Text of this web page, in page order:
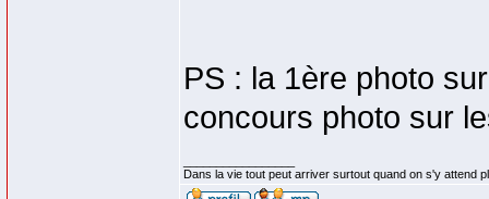
PS : la 1ère photo
concours photo sur
Dans la vie tout peut arriver surtout quand on s'y attend